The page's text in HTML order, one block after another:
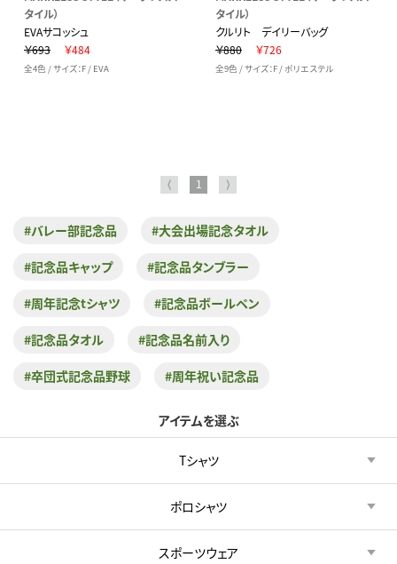
タイル）
EVAサコッシュ
￥693
￥484
全4色 / サイズ：F / EVA
タイル）
クルリト デイリーバッグ
￥880
￥726
全9色 / サイズ：F / ポリエステル
⟨ 1 ⟩
#バレー部記念品 #大会出場記念タオル
#記念品キャップ #記念品タンブラー
#周年記念tシャツ #記念品ボールペン
#記念品タオル #記念品名前入り
#卒団式記念品野球 #周年祝い記念品
アイテムを選ぶ
Tシャツ
ポロシャツ
スポーツウェア